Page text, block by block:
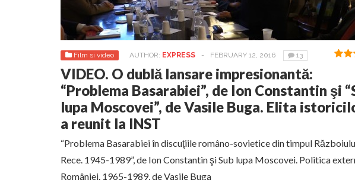
Film si video AUTHOR: EXPRESS - FEBRUARY 12, 2016 13
VIDEO. O dublă lansare impresionantă:
“Problema Basarabiei”, de Ion Constantin şi
lupa Moscovei”, de Vasile Buga. Elita
a reunit la INST
“Problema Basarabiei în discuţiile româno-sovietice din timpul
Rece. 1945-1989”, de Ion Constantin şi Sub lupa Moscovei. Politica
României. 1965-1989, de Vasile Buga